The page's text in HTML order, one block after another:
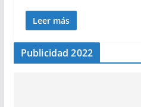
Leer más
Publicidad 2022